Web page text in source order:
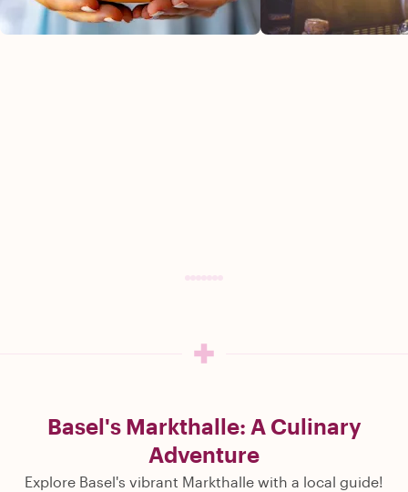
Basel's Markthalle: A Culinary
Adventure
Explore Basel's vibrant Markthalle with a local guide!